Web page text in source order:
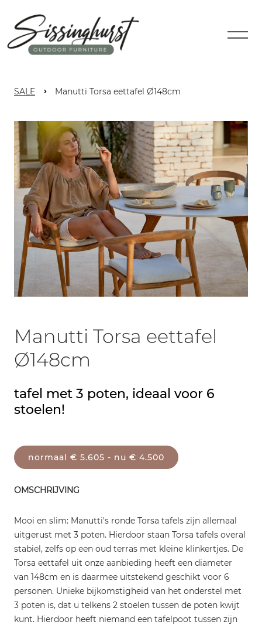
SALE Manutti Torsa eettafel Ø148cm
Manutti Torsa eettafel
Ø148cm
tafel met 3 poten, ideaal voor 6
stoelen!
normaal € 5.605 - nu € 4.500
OMSCHRIJVING
Mooi en slim: Manutti's ronde Torsa tafels zijn allemaal
uitgerust met 3 poten. Hierdoor staan Torsa tafels overal
stabiel, zelfs op een oud terras met kleine klinkertjes. De
Torsa eettafel uit onze aanbieding heeft een diameter
van 148cm en is daarmee uitstekend geschikt voor 6
personen. Unieke bijkomstigheid van het onderstel met
3 poten is, dat u telkens 2 stoelen tussen de poten kwijt
kunt. Hierdoor heeft niemand een tafelpoot tussen zijn